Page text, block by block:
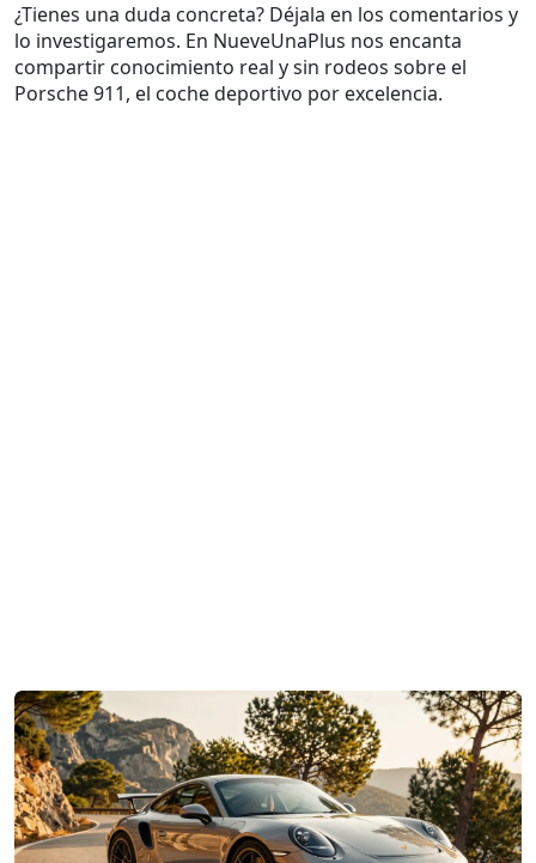
¿Tienes una duda concreta? Déjala en los comentarios y
lo investigaremos. En NueveUnaPlus nos encanta
compartir conocimiento real y sin rodeos sobre el
Porsche 911, el coche deportivo por excelencia.